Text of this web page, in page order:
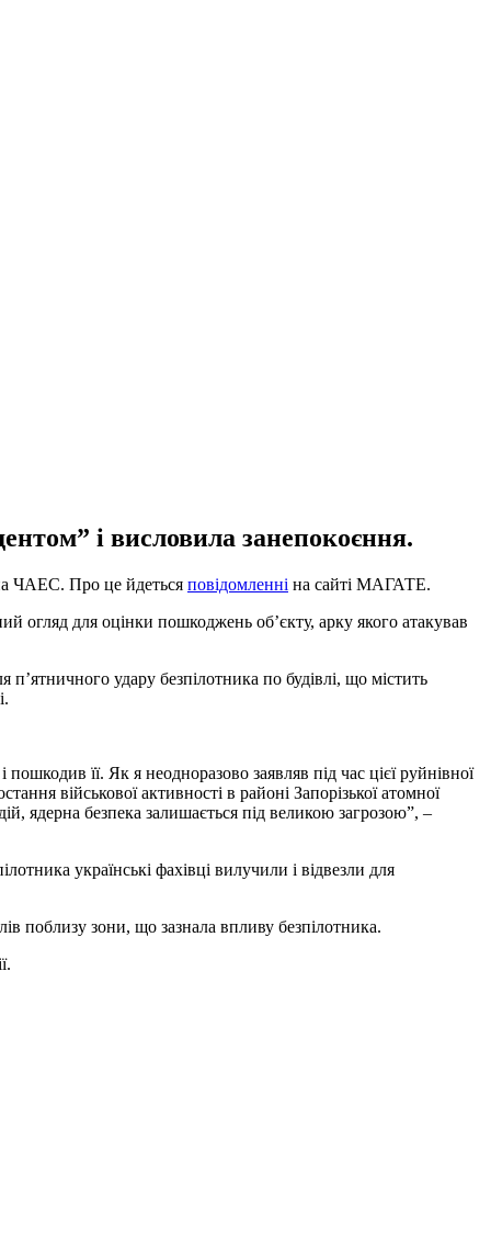
і висловила занепокоєння.
ЧАЕС. Про це йдеться повідомленні на сайті МАГАТЕ.
огляд для оцінки пошкоджень об’єкту, арку якого атакував
удару безпілотника по будівлі, що містить
її. Як я неодноразово заявляв під час цієї руйнівної
військової активності в районі Запорізької атомної
ядерна безпека залишається під великою загрозою”, –
українські фахівці вилучили і відвезли для
поблизу зони, що зазнала впливу безпілотника.